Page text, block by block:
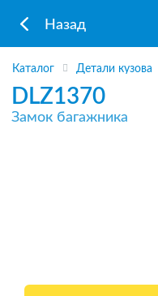
Назад
Каталог Детали кузова
DLZ1370
Замок багажника